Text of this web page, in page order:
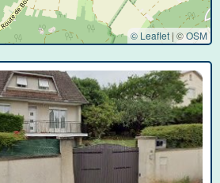
© Leaflet | ©OSM